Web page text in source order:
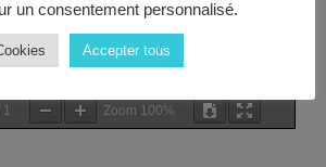
1 Zoom 100%
un consentement personnalisé.
Accepter tous